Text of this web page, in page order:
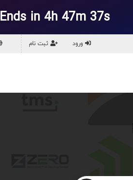
Ends in 4h 47m 37s
ورود ثبت نام